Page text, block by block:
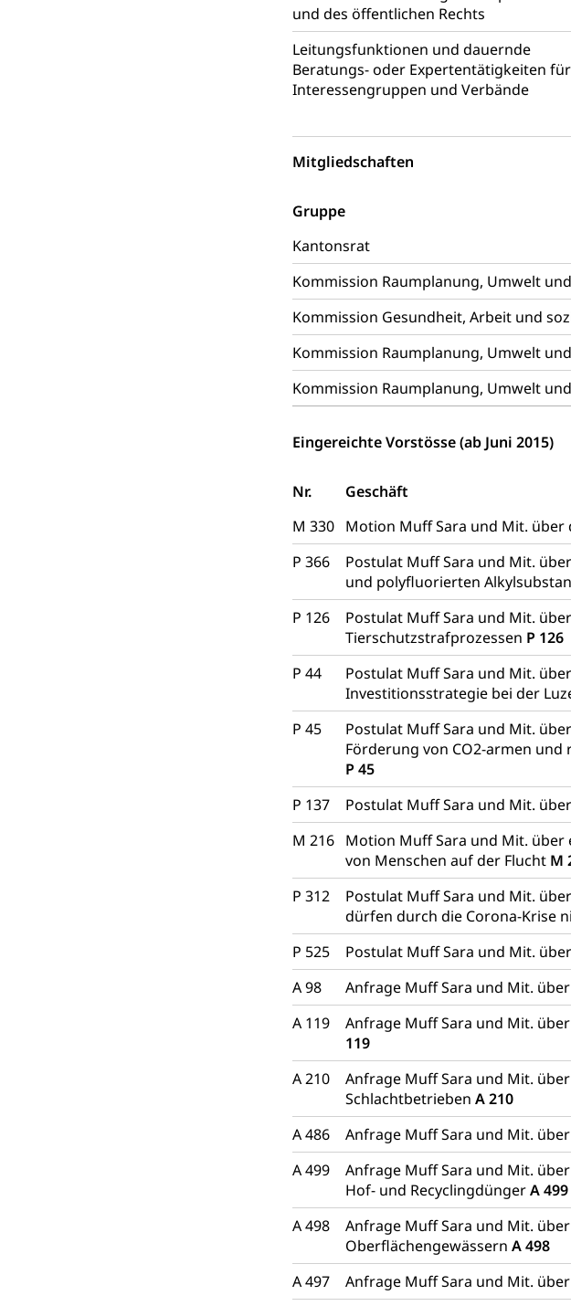
und des öffentlichen Rechts
Leitungsfunktionen und dauernde
Beratungs- oder Expertentätigkeiten für
Interessengruppen und Verbände
Mitgliedschaften
Gruppe
Kantonsrat
Kommission Raumplanung, Umwelt
Kommission Gesundheit, Arbeit und
Kommission Raumplanung, Umwelt
Kommission Raumplanung, Umwelt
Eingereichte Vorstösse (ab Juni 2015)
Nr. Geschäft
M 330 Motion Muff Sara und Mit. über
P 366
Postulat Muff Sara und Mit.
und polyfluorierten
P 126
Postulat Muff Sara und Mit.
Tierschutzstrafprozessen P 126
P 44
Postulat Muff Sara und Mit.
Investitionsstrategie bei der
P 45
Postulat Muff Sara und Mit.
Förderung von CO2-armen
P 45
P 137 Postulat Muff Sara und Mit.
M 216 Motion Muff Sara und Mit. über
von Menschen auf der Flucht M
P 312
Postulat Muff Sara und Mit.
dürfen durch die Corona-Krise
P 525 Postulat Muff Sara und Mit.
A 98
Anfrage Muff Sara und Mit.
A 119
Anfrage Muff Sara und Mit.
119
A 210
Anfrage Muff Sara und Mit.
Schlachtbetrieben A 210
A 486 Anfrage Muff Sara und Mit.
A 499
Anfrage Muff Sara und Mit.
Hof- und RecyclingdüngerA 499
A 498
Anfrage Muff Sara und Mit.
Oberflächengewässern A 498
A 497 Anfrage Muff Sara und Mit.
Umgang mit Beschwerden
Schlichtungsstelle SEG
Rassismus
Diskriminierung, Fremdenfeindlichkeit,
Anlaufstelle Schutz vor
Strafregister und Strafverfahren
Strafrecht, Strafrechtspflege,
Strafverfahren Staatsanwaltschaft
Vormundschaft
Kindes- und Erwachsenenschutz KESB
Umwelt und Bauen
Abfall
Abfallentsorgung, Kehrichtabfuhr,
Abfall und Entsorgung
Boden, Natur und Landschaft
Bodenschutz, Landschaftsschutz,
Natur (Dienststelle Landwirtschaft
Chemie und Gifte
Giftabfälle, Giftmüll, Schadstoffe,
Sonderabfälle und Gifte
Eigentum
Liegenschaft, Immobilie, Grundstück
ÖREB-Kataster
Energie
Strom, Energieversorgung,
fossile Energie, erneuerbare Energie,
Energiefachstellenkonferenz
Grundbuch
Grundbucheintrag, Grundbuchamt,
Grundbuch Grundbuchplan mit
Luft und Klima
Luftreinhaltung, Luftverschmutzung,
Atmosphäre, Luft, Klima
Raumplanung
Raumplan, Nutzungsplan
Raumdatenpool Richtplanung